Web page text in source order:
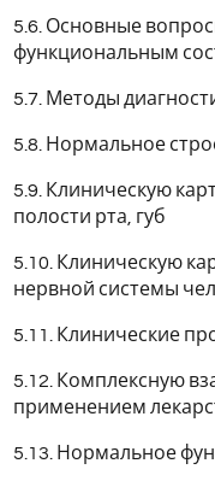
5.6. Основные
функциональным
5.7. Методы
5.8. Нормальное
5.9. Клиническую
полости рта, губ
5.10. Клиническую
нервной системы
5.11. Клинические
5.12. Комплексную
применением
5.13. Нормальное